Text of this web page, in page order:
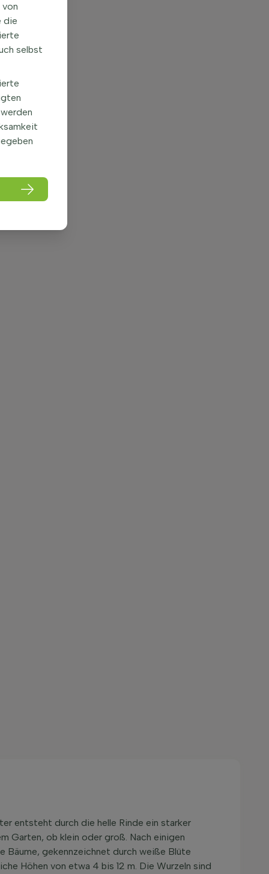
entsteht durch die helle Rinde ein starker
Garten, ob klein oder groß. Nach einigen
Bäume, gekennzeichnet durch weiße Blüte
Höhen von etwa 4 bis 12 m. Die Wurzeln sind
von
die
selbst